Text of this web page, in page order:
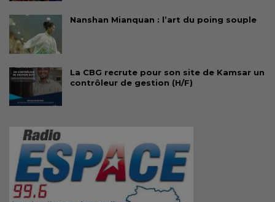
Nanshan Mianquan : l’art du poing souple
La CBG recrute pour son site de Kamsar un
contrôleur de gestion (H/F)